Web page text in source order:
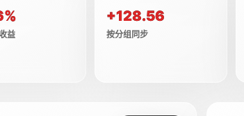
益
+128.56
按分组同步